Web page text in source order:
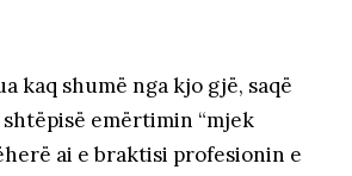
kaq shumë nga kjo gjë, saqë
emërtimin “mjek
ai e braktisi profesionin e